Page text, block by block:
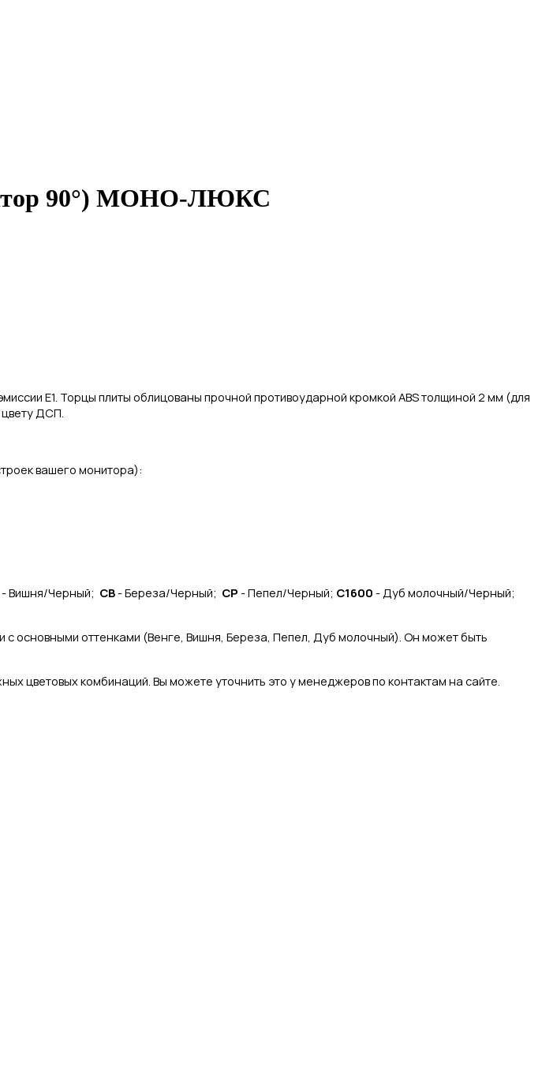
90°) МОНО-ЛЮКС
Е1. Торцы плиты облицованы прочной противоударной кромкой ABS толщиной 2 мм (для
ДСП.
вашего монитора):
- Вишня/Черный; CB- Береза/Черный; CP - Пепел/Черный; C1600 - Дуб молочный/Черный;
с основными оттенками (Венге, Вишня, Береза, Пепел, Дуб молочный). Он может быть
цветовых комбинаций. Вы можете уточнить это у менеджеров по контактам на сайте.